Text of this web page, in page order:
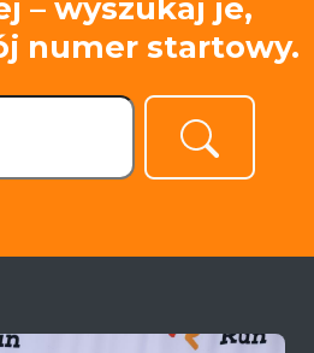
– wyszukaj je,
numer startowy.